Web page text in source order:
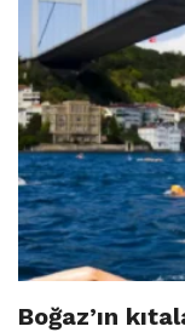
Boğaz’ın